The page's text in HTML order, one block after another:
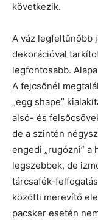
következik.
A váz legfeltűnőbb
dekorációval
legfontosabb.
A fejcsőnél
„egg shape”
alsó- és
de a szintén
engedi „rugózni” a
legszebbek, de
tárcsafék-
közötti merevítő
pacsker esetén